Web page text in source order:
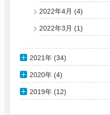
2022年4月 (4)
2022年3月 (1)
2021年 (34)
2020年 (4)
2019年 (12)